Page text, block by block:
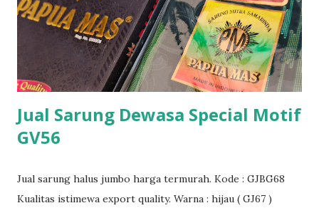
Jual Sarung Dewasa Special Motif
GV56
Jual sarung halus jumbo harga termurah. Kode : GJBG68
Kualitas istimewa export quality. Warna : hijau ( GJ67 )